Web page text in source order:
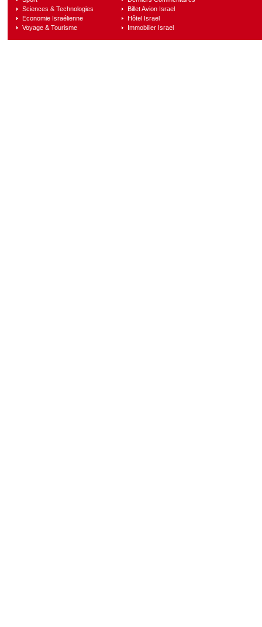
Sciences & Technologies
Economie Israélienne
Voyage & Tourisme
Billet Avion Israel
Hôtel Israel
Immobilier Israel